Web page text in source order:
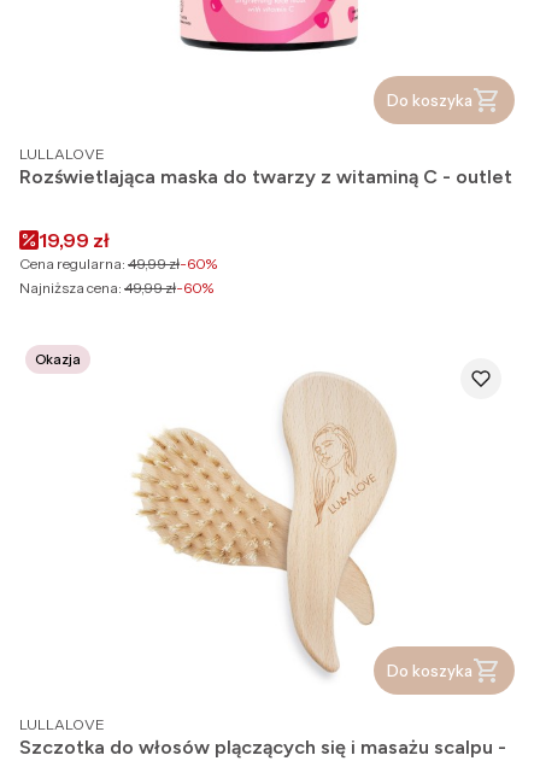
Do koszyka
PRODUCENT
LULLALOVE
Rozświetlająca maska do twarzy z witaminą C - outlet
Cena promocyjna
19,99 zł
Cena regularna: 49,99 zł-60%
Najniższa cena: 49,99 zł-60%
Okazja
Do koszyka
PRODUCENT
LULLALOVE
Szczotka do włosów plączących się i masażu scalpu -